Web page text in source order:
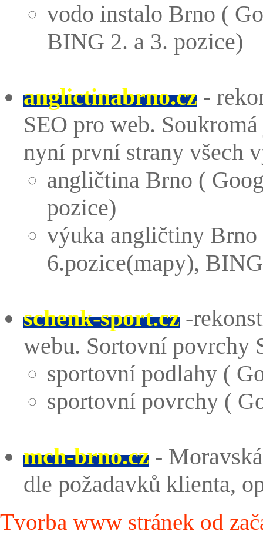
vodo instalo Brno (
BING 2. a 3. pozice)
anglictinabrno.cz -
SEO pro web.
nyní první strany všech
angličtina Brno (
pozice)
výuka angličtiny Brno
6.pozice(mapy),
schenk-sport.cz -
webu. Sortovní povrchy
sportovní podlahy (
sportovní povrchy (
mch-brno.cz -
dle požadavků klienta,
Tvorba www stránek od